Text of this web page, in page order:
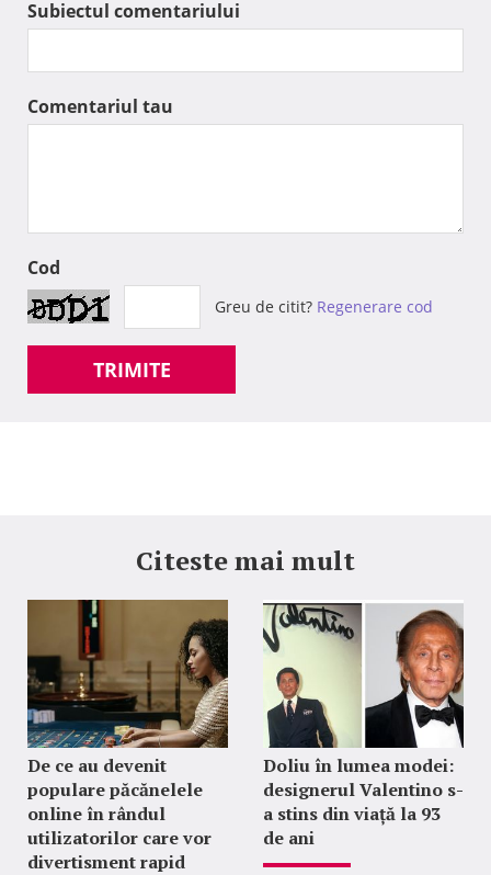
Subiectul comentariului
Comentariul tau
Cod
Greu de citit? Regenerare cod
TRIMITE
Citeste mai mult
De ce au devenit
populare păcănelele
online în rândul
utilizatorilor care vor
divertisment rapid
Doliu în lumea modei:
designerul Valentino s-
a stins din viață la 93
de ani